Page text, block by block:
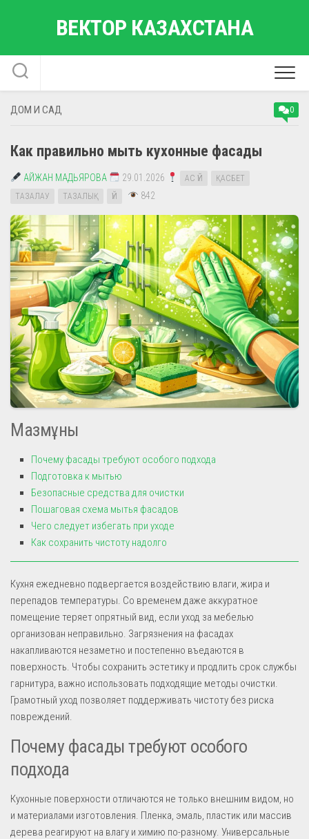
ВЕКТОР КАЗАХСТАНА
ДОМ И САД 0
Как правильно мыть кухонные фасады
АЙЖАН МАДЬЯРОВА 29.01.2026 АС ҮЙ
ҚАСБЕТ
ТАЗАЛАУ
ТАЗАЛЫҚ ҮЙ 842
Мазмұны
Почему фасады требуют особого подхода
Подготовка к мытью
Безопасные средства для очистки
Пошаговая схема мытья фасадов
Чего следует избегать при уходе
Как сохранить чистоту надолго
Кухня ежедневно подвергается воздействию влаги, жира и
перепадов температуры. Со временем даже аккуратное
помещение теряет опрятный вид, если уход за мебелью
организован неправильно. Загрязнения на фасадах
накапливаются незаметно и постепенно въедаются в
поверхность. Чтобы сохранить эстетику и продлить срок службы
гарнитура, важно использовать подходящие методы очистки.
Грамотный уход позволяет поддерживать чистоту без риска
повреждений.
Почему фасады требуют особого
подхода
Кухонные поверхности отличаются не только внешним видом, но
и материалами изготовления. Пленка, эмаль, пластик или массив
дерева реагируют на влагу и химию по-разному. Универсальные